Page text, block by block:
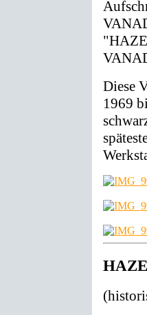
Diese
1969